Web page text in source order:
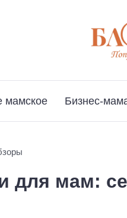
мамское Бизнес-
для мам: